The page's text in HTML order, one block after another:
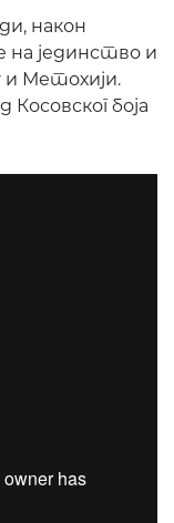
након
на јединство и
и Метохији.
боја
много
Нека би
који сад